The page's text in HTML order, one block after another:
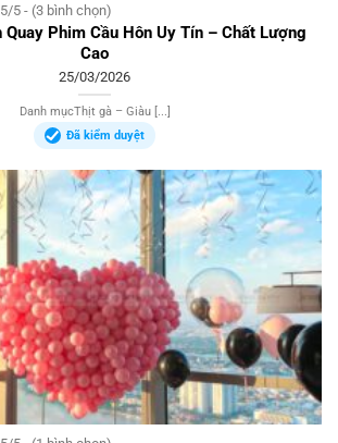
5/5 - (3 bình chọn)
Quay Phim Cầu Hôn Uy Tín – Chất Lượng
Cao
25/03/2026
Danh mụcThịt gà – Giàu [...]
Đã kiểm duyệt